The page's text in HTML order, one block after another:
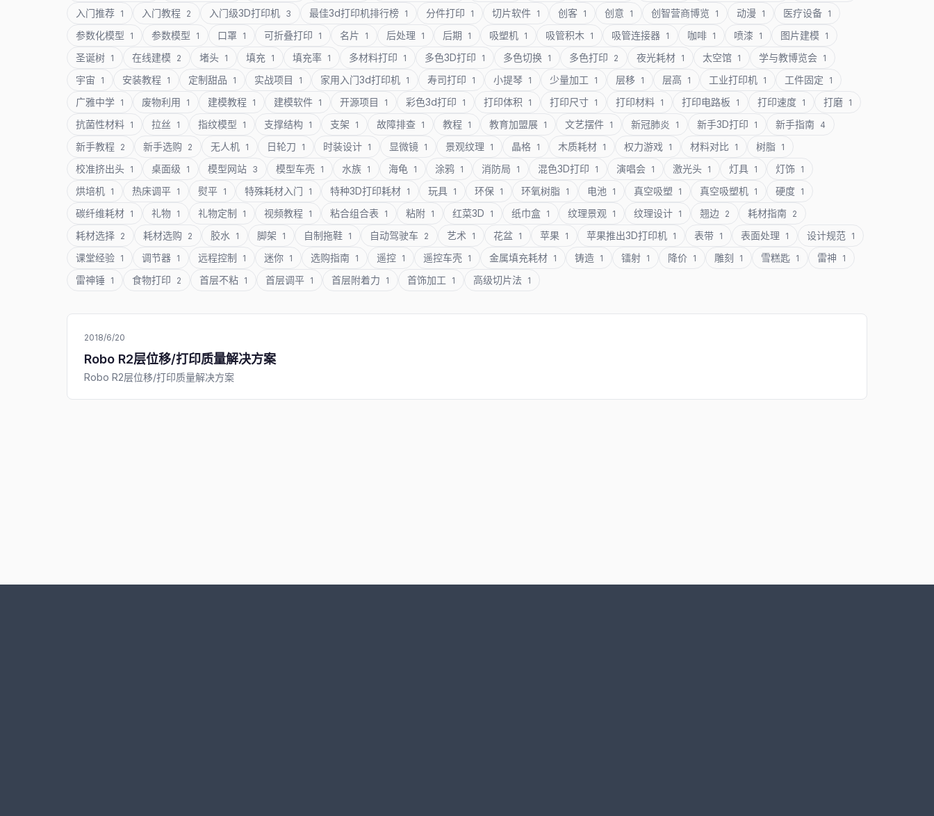
入门推荐 1 入门教程 2 入门级3D打印机 3 最佳3d打印机排行榜 1 分件打印 1 切片软件 1 创客 1 创意 1 创智营商博览 1 动漫 1 医疗设备 1
参数化模型 1 参数模型 1 口罩 1 可折叠打印 1 名片 1 后处理 1 后期 1 吸塑机 1 吸管积木 1 吸管连接器 1 咖啡 1 喷漆 1 图片建模 1
圣诞树 1 在线建模 2 堵头 1 填充 1 填充率 1 多材料打印 1 多色3D打印 1 多色切换 1 多色打印 2 夜光耗材 1 太空馆 1 学与教博览会 1
宇宙 1 安装教程 1 定制甜品 1 实战项目 1 家用入门3d打印机 1 寿司打印 1 小提琴 1 少量加工 1 层移 1 层高 1 工业打印机 1 工件固定 1
广雅中学 1 废物利用 1 建模教程 1 建模软件 1 开源项目 1 彩色3d打印 1 打印体积 1 打印尺寸 1 打印材料 1 打印电路板 1 打印速度 1 打磨 1
抗菌性材料 1 拉丝 1 指纹模型 1 支撑结构 1 支架 1 故障排查 1 教程 1 教育加盟展 1 文艺摆件 1 新冠肺炎 1 新手3D打印 1 新手指南 4
新手教程 2 新手选购 2 无人机 1 日轮刀 1 时装设计 1 显微镜 1 景观纹理 1 晶格 1 木质耗材 1 权力游戏 1 材料对比 1 树脂 1
校准挤出头 1 桌面级 1 模型网站 3 模型车壳 1 水族 1 海龟 1 涂鸦 1 消防局 1 混色3D打印 1 演唱会 1 激光头 1 灯具 1 灯饰 1
烘培机 1 热床调平 1 熨平 1 特殊耗材入门 1 特种3D打印耗材 1 玩具 1 环保 1 环氧树脂 1 电池 1 真空吸塑 1 真空吸塑机 1 硬度 1
碳纤维耗材 1 礼物 1 礼物定制 1 视频教程 1 粘合组合表 1 粘附 1 红菜3D 1 纸巾盒 1 纹理景观 1 纹理设计 1 翘边 2 耗材指南 2
耗材选择 2 耗材选购 2 胶水 1 脚架 1 自制拖鞋 1 自动驾驶车 2 艺术 1 花盆 1 苹果 1 苹果推出3D打印机 1 表带 1 表面处理 1 设计规范 1
课堂经验 1 调节器 1 远程控制 1 迷你 1 选购指南 1 遥控 1 遥控车壳 1 金属填充耗材 1 铸造 1 镭射 1 降价 1 雕刻 1 雪糕匙 1 雷神 1
雷神锤 1 食物打印 2 首层不粘 1 首层调平 1 首层附着力 1 首饰加工 1 高级切片法 1
2018/6/20
Robo R2层位移/打印质量解决方案
Robo R2层位移/打印质量解决方案